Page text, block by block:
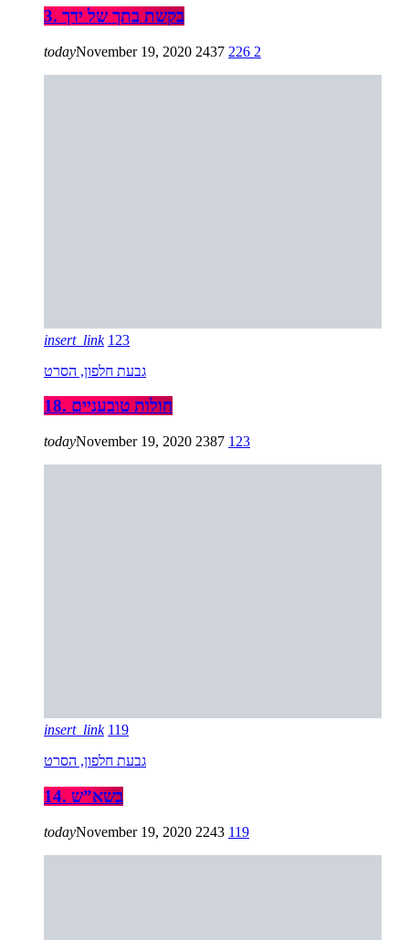
3. בקשת בתך של ידך
todayNovember 19, 2020 2437 226 2
insert_link 123
גבעת חלפון, הסרט
18. חולות טובעניים
todayNovember 19, 2020 2387 123
insert_link 119
גבעת חלפון, הסרט
14. בשא”ש
todayNovember 19, 2020 2243 119